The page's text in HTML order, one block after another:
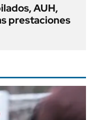
AUH,
prestaciones